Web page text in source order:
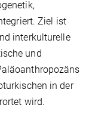
Ziel ist
interkulturelle
und
in der
wird.